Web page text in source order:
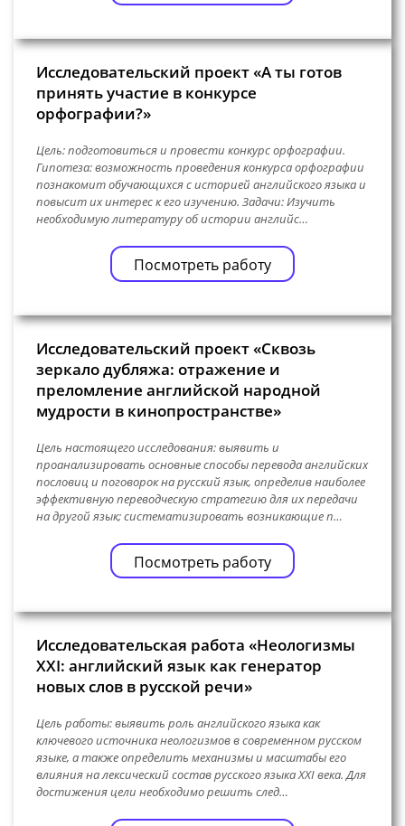
Исследовательский проект «А ты готов
принять участие в конкурсе
орфографии?»
Цель: подготовиться и провести конкурс орфографии.
Гипотеза: возможность проведения конкурса орфографии
познакомит обучающихся с историей английского языка и
повысит их интерес к его изучению. Задачи: Изучить
необходимую литературу об истории английс…
Посмотреть работу
Исследовательский проект «Сквозь
зеркало дубляжа: отражение и
преломление английской народной
мудрости в кинопространстве»
Цель настоящего исследования: выявить и
проанализировать основные способы перевода английских
пословиц и поговорок на русский язык, определив наиболее
эффективную переводческую стратегию для их передачи
на другой язык; систематизировать возникающие п…
Посмотреть работу
Исследовательская работа «Неологизмы
XXI: английский язык как генератор
новых слов в русской речи»
Цель работы: выявить роль английского языка как
ключевого источника неологизмов в современном русском
языке, а также определить механизмы и масштабы его
влияния на лексический состав русского языка XXI века. Для
достижения цели необходимо решить след…